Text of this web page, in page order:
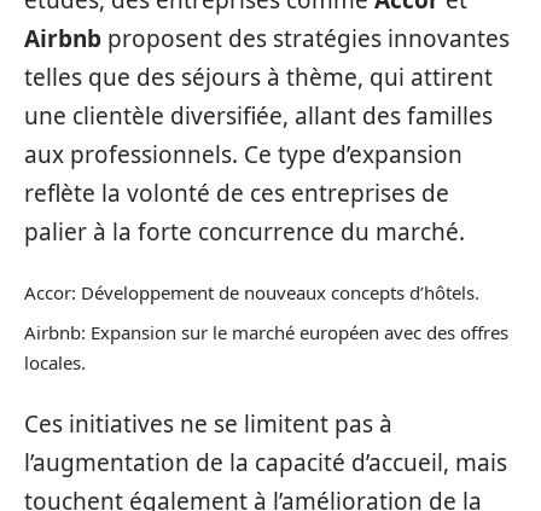
Airbnb proposent des stratégies innovantes
telles que des séjours à thème, qui attirent
une clientèle diversifiée, allant des familles
aux professionnels. Ce type d’expansion
reflète la volonté de ces entreprises de
palier à la forte concurrence du marché.
Accor: Développement de nouveaux concepts d’hôtels.
Airbnb: Expansion sur le marché européen avec des offres
locales.
Ces initiatives ne se limitent pas à
l’augmentation de la capacité d’accueil, mais
touchent également à l’amélioration de la